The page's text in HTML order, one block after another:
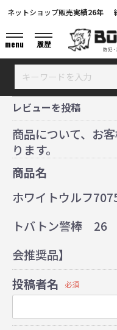
防犯
ネットショップ販売実績26年
menu 履歴
レビューを投稿
商品について、お
ります。
商品名
ホワイトウルフ
トバトン警棒 26
会推奨品】
投稿者名
必須